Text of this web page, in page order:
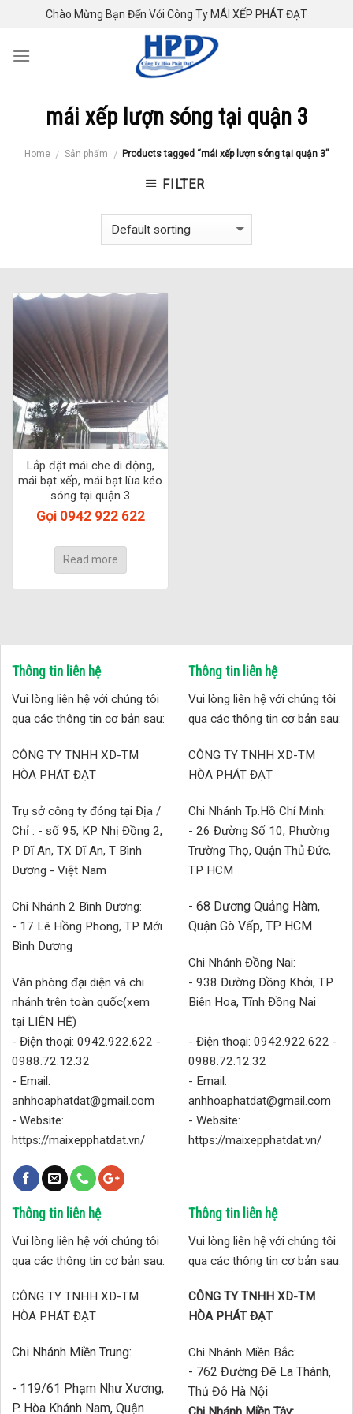
content
Chào Mừng Bạn Đến Với Công Ty MÁI XẾP PHÁT ĐẠT
mái xếp lượn sóng tại quận 3
Home / Sản phẩm / Products tagged “mái xếp lượn sóng tại quận 3”
FILTER
Lắp đặt mái che di động,
mái bạt xếp, mái bạt lùa kéo
sóng tại quận 3
Gọi 0942 922 622
Read more
Thông tin liên hệ
Vui lòng liên hệ với chúng tôi
qua các thông tin cơ bản sau:
CÔNG TY TNHH XD-TM
HÒA PHÁT ĐẠT
Trụ sở công ty đóng tại Địa /
Chỉ : - số 95, KP Nhị Đồng 2,
P Dĩ An, TX Dĩ An, T Bình
Dương - Việt Nam
Chi Nhánh 2 Bình Dương:
- 17 Lê Hồng Phong, TP Mới
Bình Dương
Văn phòng đại diện và chi
nhánh trên toàn quốc(xem
tại LIÊN HỆ)
- Điện thoại: 0942.922.622 -
0988.72.12.32
- Email:
anhhoaphatdat@gmail.com
- Website:
https://maixepphatdat.vn/
Thông tin liên hệ
Vui lòng liên hệ với chúng tôi
qua các thông tin cơ bản sau:
CÔNG TY TNHH XD-TM
HÒA PHÁT ĐẠT
Chi Nhánh Tp.Hồ Chí Minh:
- 26 Đường Số 10, Phường
Trường Thọ, Quận Thủ Đức,
TP HCM
- 68 Dương Quảng Hàm,
Quận Gò Vấp, TP HCM
Chi Nhánh Đồng Nai:
- 938 Đường Đồng Khởi, TP
Biên Hoa, Tĩnh Đồng Nai
- Điện thoại: 0942.922.622 -
0988.72.12.32
- Email:
anhhoaphatdat@gmail.com
- Website:
https://maixepphatdat.vn/
Thông tin liên hệ
Vui lòng liên hệ với chúng tôi
qua các thông tin cơ bản sau:
CÔNG TY TNHH XD-TM
HÒA PHÁT ĐẠT
Chi Nhánh Miền Trung:
- 119/61 Phạm Như Xương,
P. Hòa Khánh Nam, Quận
Thông tin liên hệ
Vui lòng liên hệ với chúng tôi
qua các thông tin cơ bản sau:
CÔNG TY TNHH XD-TM
HÒA PHÁT ĐẠT
Chi Nhánh Miền Bắc:
- 762 Đường Đê La Thành,
Thủ Đô Hà Nội